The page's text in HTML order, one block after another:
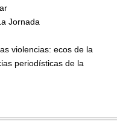
Jornada
violencias: ecos de la
periodísticas de la